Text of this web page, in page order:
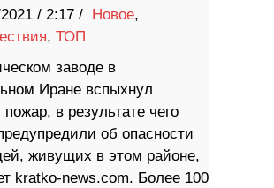
/ 2:17 / Новое,
, ТОП
заводе в
Иране вспыхнул
в результате чего
об опасности
живущих в этом районе,
kratko-news.com. Более 100